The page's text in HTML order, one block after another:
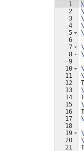
1
2
3
4
5
6
7
8
9
10
11
12
13
14
15
16
17
18
19
20
21